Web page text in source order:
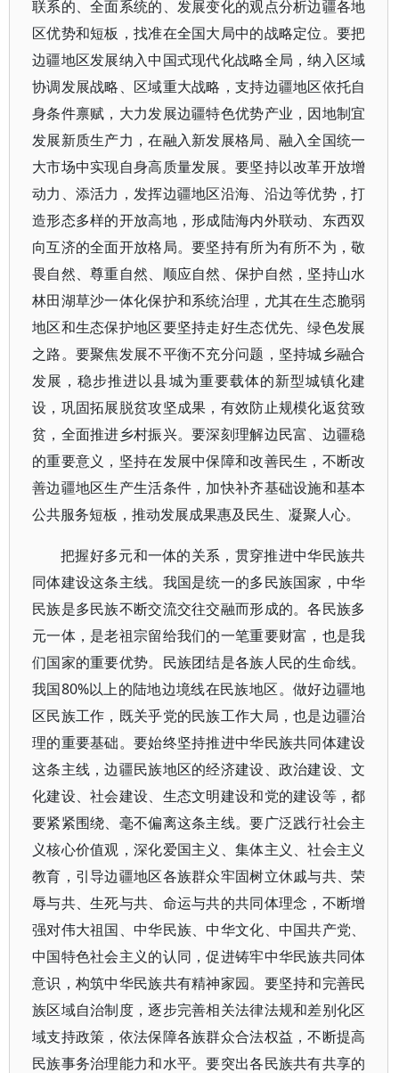
联系的、全面系统的、发展变化的观点分析边疆各地
区优势和短板，找准在全国大局中的战略定位。要把
边疆地区发展纳入中国式现代化战略全局，纳入区域
协调发展战略、区域重大战略，支持边疆地区依托自
身条件禀赋，大力发展边疆特色优势产业，因地制宜
发展新质生产力，在融入新发展格局、融入全国统一
大市场中实现自身高质量发展。要坚持以改革开放增
动力、添活力，发挥边疆地区沿海、沿边等优势，打
造形态多样的开放高地，形成陆海内外联动、东西双
向互济的全面开放格局。要坚持有所为有所不为，敬
畏自然、尊重自然、顺应自然、保护自然，坚持山水
林田湖草沙一体化保护和系统治理，尤其在生态脆弱
地区和生态保护地区要坚持走好生态优先、绿色发展
之路。要聚焦发展不平衡不充分问题，坚持城乡融合
发展，稳步推进以县城为重要载体的新型城镇化建
设，巩固拓展脱贫攻坚成果，有效防止规模化返贫致
贫，全面推进乡村振兴。要深刻理解边民富、边疆稳
的重要意义，坚持在发展中保障和改善民生，不断改
善边疆地区生产生活条件，加快补齐基础设施和基本
公共服务短板，推动发展成果惠及民生、凝聚人心。
把握好多元和一体的关系，贯穿推进中华民族共
同体建设这条主线。我国是统一的多民族国家，中华
民族是多民族不断交流交往交融而形成的。各民族多
元一体，是老祖宗留给我们的一笔重要财富，也是我
们国家的重要优势。民族团结是各族人民的生命线。
我国80%以上的陆地边境线在民族地区。做好边疆地
区民族工作，既关乎党的民族工作大局，也是边疆治
理的重要基础。要始终坚持推进中华民族共同体建设
这条主线，边疆民族地区的经济建设、政治建设、文
化建设、社会建设、生态文明建设和党的建设等，都
要紧紧围绕、毫不偏离这条主线。要广泛践行社会主
义核心价值观，深化爱国主义、集体主义、社会主义
教育，引导边疆地区各族群众牢固树立休戚与共、荣
辱与共、生死与共、命运与共的共同体理念，不断增
强对伟大祖国、中华民族、中华文化、中国共产党、
中国特色社会主义的认同，促进铸牢中华民族共同体
意识，构筑中华民族共有精神家园。要坚持和完善民
族区域自治制度，逐步完善相关法律法规和差别化区
域支持政策，依法保障各族群众合法权益，不断提高
民族事务治理能力和水平。要突出各民族共有共享的